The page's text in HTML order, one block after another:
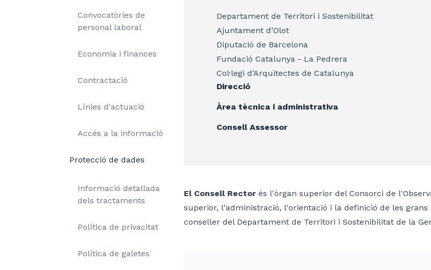
Convocatòries de
personal laboral
Economia i finances
Contractació
Línies d'actuació
Accés a la informació
Protecció de dades
Informació detallada
dels tractaments
Política de privacitat
Política de galetes
Departament de Territori i Sostenibilitat
Ajuntament d’Olot
Diputació de Barcelona
Fundació Catalunya - La Pedrera
Col·legi d’Arquitectes de Catalunya
Direcció
Àrea tècnica i administrativa
Consell Assessor
El Consell Rector és l'òrgan superior del Consorci de
superior, l'administració, l'orientació i la definició de les
conseller del Departament de Territori i Sostenibilitat de la